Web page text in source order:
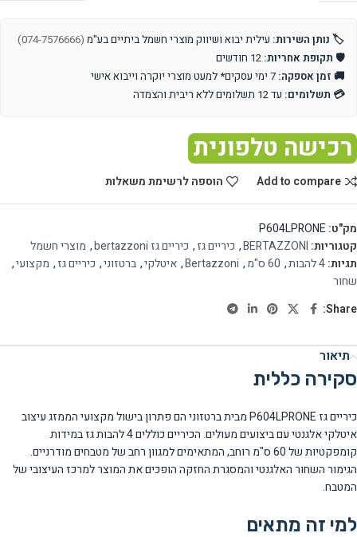
🏷️ נותן השירות: עילית יבוא ושיווק מוצרי חשמל ביתיים בע"מ (074-7576666)
🛡️ תקופת אחריות:
🚚 זמן אספקה:
💳 תשלומים: עד 12 תשלומים ללא ריבית והצמדה
רכישה טלפונית
Add to compare הוספה לרשימת משאלות
מק"ט:P604LPRONE
קטגוריות: BERTAZZONI
, כיריים גז, כיריים גז bertazzoni , מוצרי חשמל
תגיות:4 להבות , 60 ס"מ ,
Bertazzoni
, איטלקי, ברטזוני, כיריים גז, מקצועי,
שחור
Share:
תיאור
סקירה כללית
כיריים גז P604LPRONE מבית ברטזוני הם פתרון בישול מקצועי הממזג עיצוב
איטלקי אלגנטי עם ביצועים מעולים. הכיריים כוללים 4 להבות גז במידות
קומפקטיות של 60 ס"מ רוחב, המתאימים למגוון רחב של מטבחים מודרניים.
הגימור השחור האלגנטי והמסגרת החזקה הופכים את המוצר למרכז העיצובי של
המטבח.
למי זה מתאים